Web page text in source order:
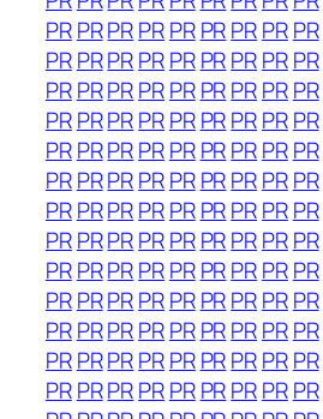
PRPRPRPRPR PRPRPRPR
PRPRPRPRPR PRPRPRPR
PRPRPRPRPR PRPRPRPR
PRPRPRPRPR PRPRPRPR
PRPRPRPRPR PRPRPRPR
PRPRPRPRPR PRPRPRPR
PRPRPRPRPR PRPRPRPR
PRPRPRPRPR PRPRPRPR
PRPRPRPRPR PRPRPRPR
PRPRPRPRPR PRPRPRPR
PRPRPRPRPR PRPRPRPR
PRPRPRPRPR PRPRPRPR
PRPRPRPRPR PRPRPRPR